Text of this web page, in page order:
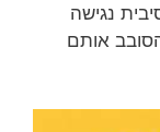
נגישה
אותם